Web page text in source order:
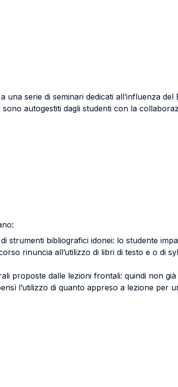
serie di seminari dedicati all’influenza del
autogestiti dagli studenti con la
strumenti bibliografici idonei: lo studente
rinuncia all’utilizzo di libri di testo e o di
proposte dalle lezioni frontali: quindi non già
l’utilizzo di quanto appreso a lezione per